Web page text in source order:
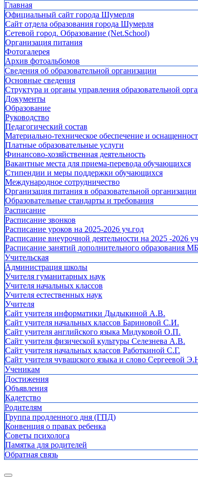
Главная
Официальный сайт города Шумерля
Сайт отдела образования города Шумерля
Сетевой город. Образование (Net.School)
Организация питания
Фотогалерея
Архив фотоальбомов
Сведения об образовательной организации
Основные сведения
Структура и органы управления образовательной
Документы
Образование
Руководство
Педагогический состав
Материально-техническое обеспечение и
Платные образовательные услуги
Финансово-хозяйственная деятельность
Вакантные места для приема-перевода обучающихся
Стипендии и меры поддержки обучающихся
Международное сотрудничество
Организация питания в образовательной организации
Образовательные стандарты и требования
Расписание
Расписание звонков
Расписание уроков на 2025-2026 уч.год
Расписание внеурочной деятельности на 2025 -2026
Расписание занятий дополнительного
Учительская
Администрация школы
Учителя гуманитарных наук
Учителя начальных классов
Учителя естественных наук
Учителя
Cайт учителя информатики Дыдыкиной А.В.
Сайт учителя начальных классов Бариновой С.И.
Сайт учителя английского языка Мидуковой О.П.
Сайт учителя физической культуры Селезнева А.В.
Сайт учителя начальных классов Работкиной С.Г.
Сайт учителя чувашского языка и слово Сергеевой
Ученикам
Достижения
Объявления
Кадетство
Родителям
Группа продленного дня (ГПД)
Конвенция о правах ребенка
Советы психолога
Памятка для родителей
Обратная связь